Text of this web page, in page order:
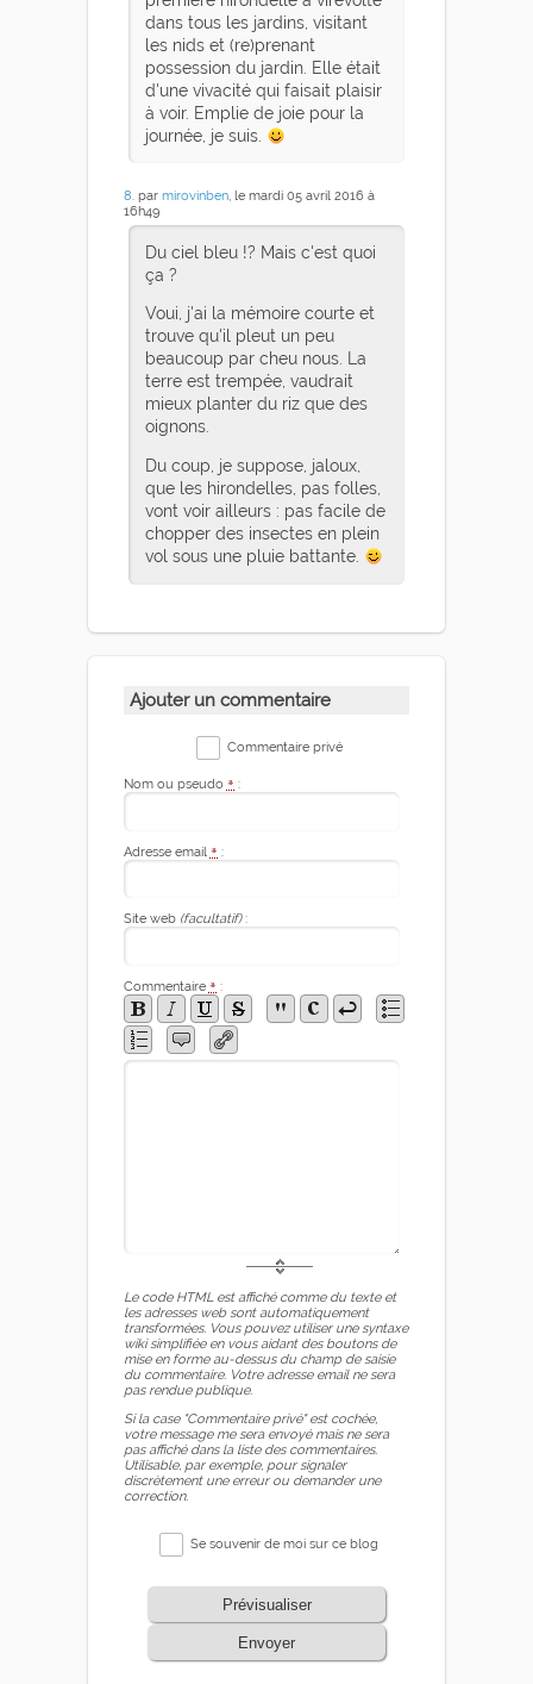
dans tous les jardins, visitant
les nids et (re)prenant
possession du jardin. Elle était
d'une vivacité qui faisait plaisir
à voir. Emplie de joie pour la
journée, je suis.
8. par mirovinben, le mardi 05 avril 2016 à
16h49
Du ciel bleu !? Mais c'est quoi
ça ?
Voui, j'ai la mémoire courte et
trouve qu'il pleut un peu
beaucoup par cheu nous. La
terre est trempée, vaudrait
mieux planter du riz que des
oignons.
Du coup, je suppose, jaloux,
que les hirondelles, pas folles,
vont voir ailleurs : pas facile de
chopper des insectes en plein
vol sous une pluie battante.
Ajouter un commentaire
Commentaire privé
Nom ou pseudo * :
Adresse email * :
Site web (facultatif):
Commentaire * :
Le code HTML est affiché comme du texte et
les adresses web sont automatiquement
transformées. Vous pouvez utiliser une syntaxe
wiki simplifiée en vous aidant des boutons de
mise en forme au-dessus du champ de saisie
du commentaire. Votre adresse email ne sera
pas rendue publique.
Si la case "Commentaire privé" est cochée,
votre message me sera envoyé mais ne sera
pas affiché dans la liste des commentaires.
Utilisable, par exemple, pour signaler
discrètement une erreur ou demander une
correction.
Se souvenir de moi sur ce blog
Prévisualiser
Envoyer